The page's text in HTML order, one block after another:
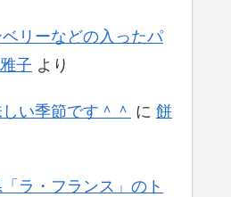
リーなどの入ったパ
子 より
い季節です＾＾ に 餅
ラ・フランス」のト